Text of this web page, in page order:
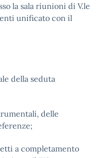
la sala riunioni di V.le
unificato con il
della seduta
delle
a completamento